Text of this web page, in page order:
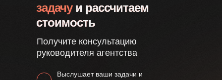
Получите консультацию
руководителя агентства
Выслушает ваши задачи и
задачу и рассчитаем
стоимость